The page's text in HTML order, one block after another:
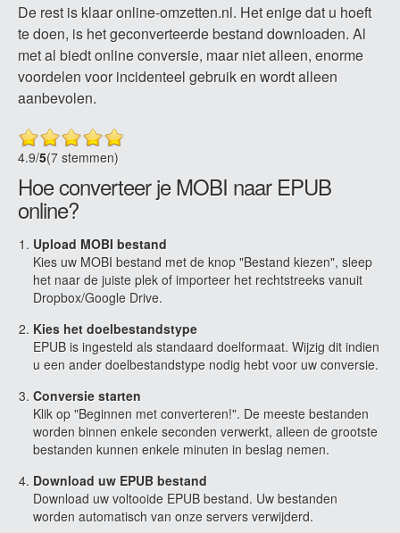
De rest is klaar online-omzetten.nl. Het enige dat u hoeft
te doen, is het geconverteerde bestand downloaden. Al
met al biedt online conversie, maar niet alleen, enorme
voordelen voor incidenteel gebruik en wordt alleen
aanbevolen.
4.9/5(7 stemmen)
Hoe converteer je MOBI naar EPUB
online?
Upload MOBI bestand
Kies uw MOBI bestand met de knop "Bestand kiezen", sleep
het naar de juiste plek of importeer het rechtstreeks vanuit
Dropbox/Google Drive.
Kies het doelbestandstype
EPUB is ingesteld als standaard doelformaat. Wijzig dit indien
u een ander doelbestandstype nodig hebt voor uw conversie.
Conversie starten
Klik op "Beginnen met converteren!". De meeste bestanden
worden binnen enkele seconden verwerkt, alleen de grootste
bestanden kunnen enkele minuten in beslag nemen.
Download uw EPUB bestand
Download uw voltooide EPUB bestand. Uw bestanden
worden automatisch van onze servers verwijderd.